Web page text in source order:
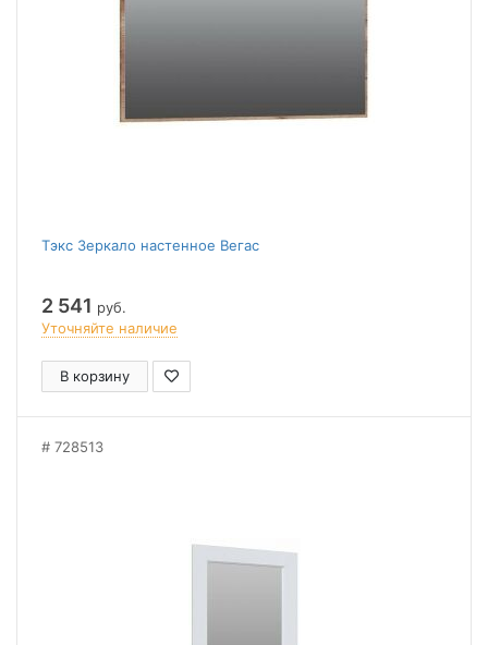
Тэкс Зеркало настенное Вегас
2 541 руб.
Уточняйте наличие
В корзину
728513